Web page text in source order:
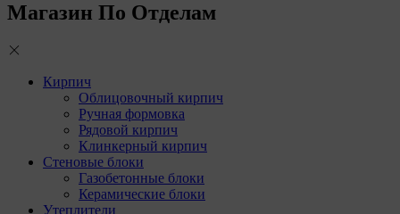
Магазин По Отделам
Кирпич
Облицовочный кирпич
Ручная формовка
Рядовой кирпич
Клинкерный кирпич
Стеновые блоки
Газобетонные блоки
Керамические блоки
Утеплители